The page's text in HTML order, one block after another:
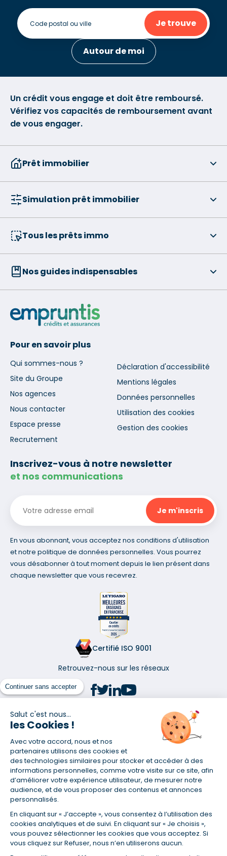
Continuer sans accepter
Salut c'est nous...
les Cookies !
Avec votre accord, nous et nos
partenaires utilisons des cookies et
des technologies similaires pour stocker et accéder à des
informations personnelles, comme votre visite sur ce site, afin
d’améliorer votre expérience utilisateur, de mesurer notre
audience, et de vous proposer des contenus et annonces
personnalisés.
En cliquant sur « J’accepte », vous consentez à l’utilisation des
cookies analytiques et de suivi. En cliquant sur « Je choisis »,
vous pouvez sélectionner les cookies que vous acceptez. Si
vous cliquez sur Refuser, nous n’en utiliserons aucun.
Je trouve
Autour de moi
Un crédit vous engage et doit être remboursé.
Vérifiez vos capacités de remboursement avant
de vous engager.
Prêt immobilier
Simulation prêt immobilier
Tous les prêts immo
Nos guides indispensables
Pour en savoir plus
Qui sommes-nous ?
Site du Groupe
Nos agences
Nous contacter
Espace presse
Recrutement
Déclaration d'accessibilité
Mentions légales
Données personnelles
Utilisation des cookies
Gestion des cookies
Inscrivez-vous à notre newsletter
et nos communications
En vous abonnant, vous acceptez nos conditions d'utilisation
et notre politique de données personnelles. Vous pourrez
vous désabonner à tout moment depuis le lien présent dans
chaque newsletter que vous recevrez.
Certifié ISO 9001
Retrouvez-nous sur les réseaux
(1) Taux fixe national hors assurance et selon votre profil
(2) Économie de 65 % pour l'assurance d'un prêt amortissable de 330
457,23 € à 0,90 % sur 19,5 ans, accordé à un salarié non cadre assuré à
100 % (décès, PTIA, IPP, ITT, IPP) âgé de 36 ans fumeur et une personne
salariée non cadre assurée à 100 % (décès, PTIA, IPP, ITT, IPP) âgée de 35
ans et non-fumeur, tous deux sans risque médical connu. Au
14/07/2019, coût de l'assurance proposée par la banque 179,08 €/mois
en moyenne contre 64,60 €/mois en moyenne au 14/07/2022 avec
Empruntis.com (TAEA : 0,44 %, coût total de l'assurance : 15 117,65 €).
(3) Taux minimum pour un crédit consommation d'un montant fixé entre
5 000 et 20 000 euros, selon profil et durée.
(4) La diminution du montant des mensualités entraîne l'allongement
de la durée de remboursement ainsi que la hausse du coût total du